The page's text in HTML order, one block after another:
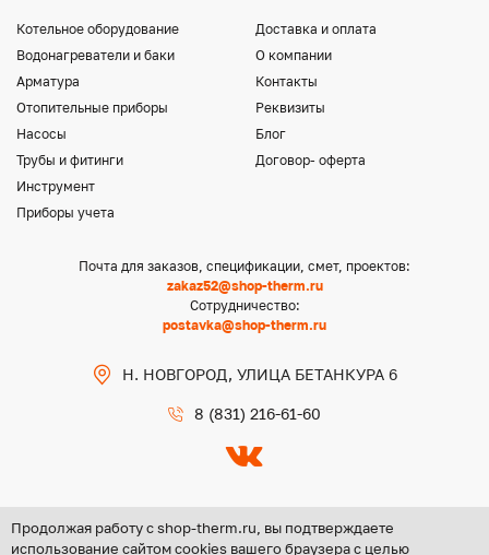
Котельное оборудование
Водонагреватели и баки
Арматура
Отопительные приборы
Насосы
Трубы и фитинги
Инструмент
Приборы учета
Доставка и оплата
О компании
Контакты
Реквизиты
Блог
Договор- оферта
Почта для заказов, спецификации, смет, проектов:
zakaz52@shop-therm.ru
Сотрудничество:
postavka@shop-therm.ru
Н. НОВГОРОД, УЛИЦА БЕТАНКУРА 6
8 (831) 216-61-60
Продолжая работу с shop-therm.ru, вы подтверждаете
использование сайтом cookies вашего браузера с целью